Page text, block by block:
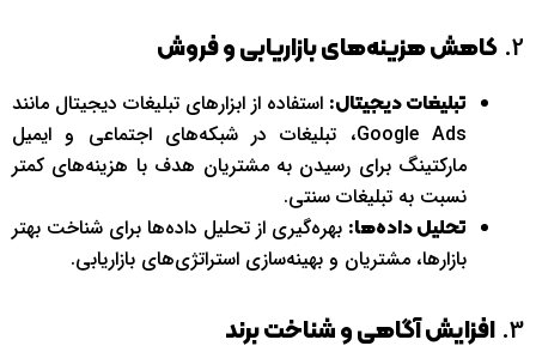
2. کاهش هزینه‌های بازاریابی و فروش
تبلیغات دیجیتال: استفاده از ابزارهای تبلیغات دیجیتال مانند
Google Ads، تبلیغات در شبکه‌های اجتماعی و ایمیل
مارکتینگ برای رسیدن به مشتریان هدف با هزینه‌های کمتر
نسبت به تبلیغات سنتی.
تحلیل داده‌ها: بهره‌گیری از تحلیل داده‌ها برای شناخت بهتر
بازارها، مشتریان و بهینه‌سازی استراتژی‌های بازاریابی.
3. افزایش آگاهی و شناخت برند